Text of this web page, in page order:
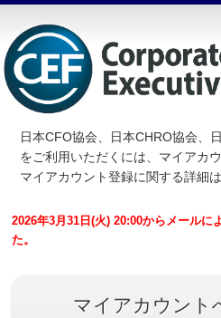
日本CFO協会、日本CHRO協会、
をご利用いただくには、マイアカ
マイアカウント登録に関する詳細は
2026年3月31日(火) 20:00からメールに
た。
マイアカウント